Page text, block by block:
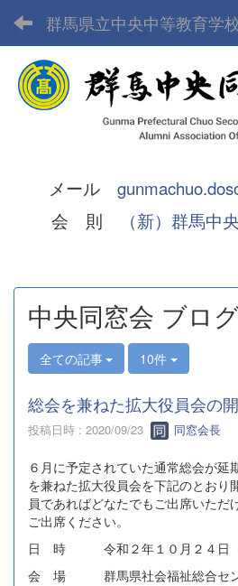
群馬県立中央中等教育学
メール
会 則
（新）群馬中
中央同窓会 ブロ
全ての記事 10件
総会を兼ねた拡大役員会の
投稿日時 : 2020/09/23 同窓会長
６月に予定されていた通常総会が延
を兼ねた拡大役員会を下記のとおり
員であればどなたでもご出席いただ
ご出席ください。
日 時 令和２年１０月２４日
会 場 群馬県社会福祉総合セ